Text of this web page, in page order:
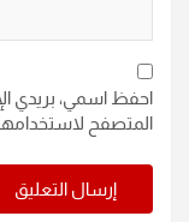
احفظ اسمي، بريدي
المتصفح